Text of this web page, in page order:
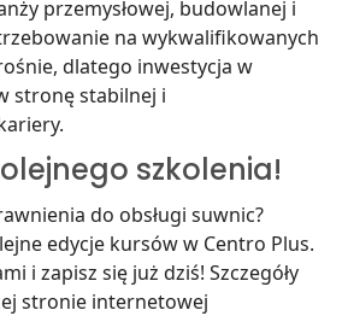
przemysłowej, budowlanej i
na wykwalifikowanych
dlatego inwestycja w
stronę stabilnej i
szkolenia!
do obsługi suwnic?
edycje kursów w Centro Plus.
i zapisz się już dziś! Szczegóły
stronie internetowej